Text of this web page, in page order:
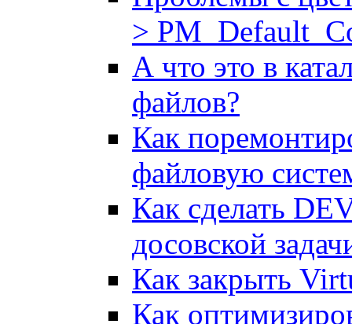
>
А что это в
файлов?
Как
файловую
Как сделать
досовской
Как закрыть
Как